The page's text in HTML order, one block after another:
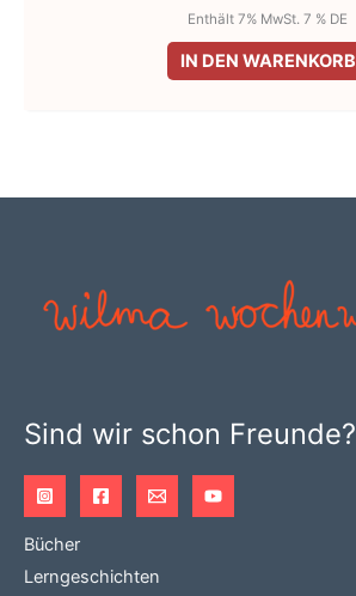
Enthält 7% MwSt. 7 % DE
IN DEN WARENKORB
Sind wir schon Freunde?
Bücher
Lerngeschichten